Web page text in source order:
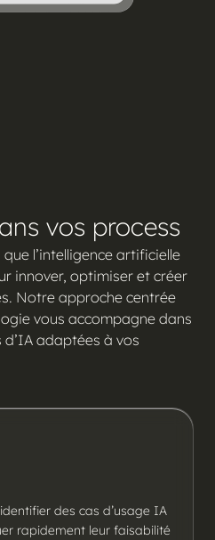
vos process
que l’intelligence artificielle
innover, optimiser et créer
Notre approche centrée
vous accompagne dans
adaptées à vos
des cas d’usage IA
rapidement leur faisabilité